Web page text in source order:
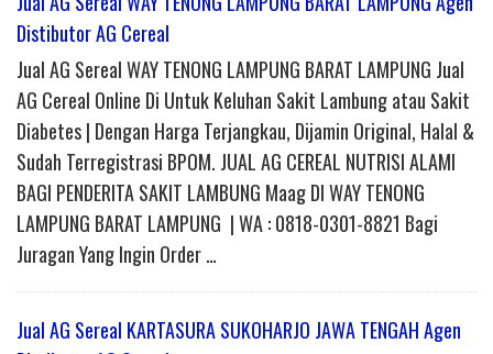
Distibutor AG Cereal
Jual AG Sereal WAY TENONG LAMPUNG BARAT LAMPUNG Jual
AG Cereal Online Di Untuk Keluhan Sakit Lambung atau Sakit
Diabetes | Dengan Harga Terjangkau, Dijamin Original, Halal &
Sudah Terregistrasi BPOM. JUAL AG CEREAL NUTRISI ALAMI
BAGI PENDERITA SAKIT LAMBUNG Maag DI WAY TENONG
LAMPUNG BARAT LAMPUNG | WA : 0818-0301-8821 Bagi
Juragan Yang Ingin Order …
Jual AG Sereal KARTASURA SUKOHARJO JAWA TENGAH Agen